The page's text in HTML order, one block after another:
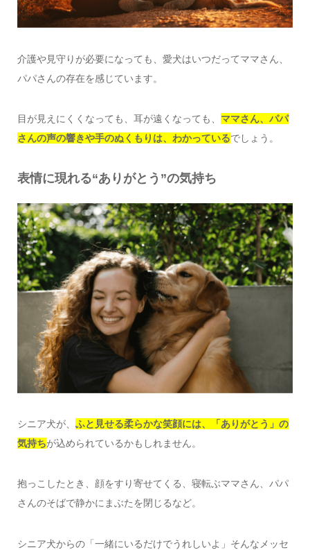
介護や見守りが必要になっても、愛犬はいつだってママさん、
パパさんの存在を感じています。
目が見えにくくなっても、耳が遠くなっても、 ママさん、パパ
さんの声の響きや手のぬくもりは、わかっているでしょう。
表情に現れる“ありがとう”の気持ち
シニア犬が、 ふと見せる柔らかな笑顔には、「ありがとう」の
気持ちが込められているかもしれません。
抱っこしたとき、顔をすり寄せてくる、寝転ぶママさん、パパ
さんのそばで静かにまぶたを閉じるなど。
シニア犬からの「一緒にいるだけでうれしいよ」そんなメッセ